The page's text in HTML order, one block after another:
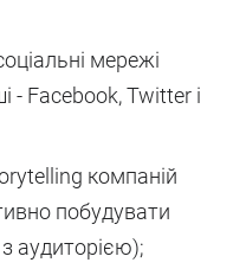
мережі
- Facebook, Twitter і
компаній
побудувати
аудиторією);